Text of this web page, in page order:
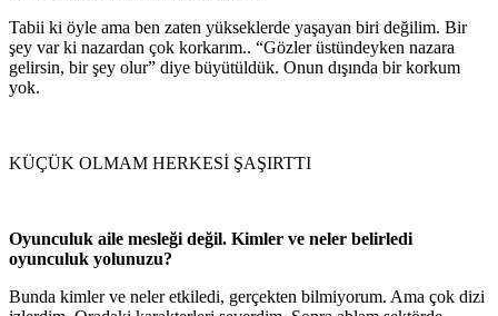
Tabii ki öyle ama ben zaten yükseklerde yaşayan biri değilim. Bir
şey var ki nazardan çok korkarım.. “Gözler üstündeyken nazara
gelirsin, bir şey olur” diye büyütüldük. Onun dışında bir korkum
yok.
KÜÇÜK OLMAM HERKESİ ŞAŞIRTTI
Oyunculuk aile mesleği değil. Kimler ve neler belirledi
oyunculuk yolunuzu?
Bunda kimler ve neler etkiledi, gerçekten bilmiyorum. Ama çok dizi